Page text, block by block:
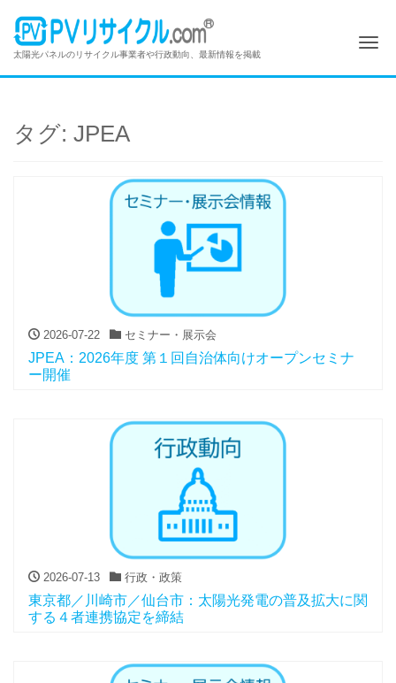
太陽光パネルのリサイクル事業者や行政動向、最新情報を掲載
タグ: JPEA
2026-07-22 セミナー・展示会
JPEA：2026年度 第１回自治体向けオープンセミナ
ー開催
2026-07-13 行政・政策
東京都／川崎市／仙台市：太陽光発電の普及拡大に関
する４者連携協定を締結